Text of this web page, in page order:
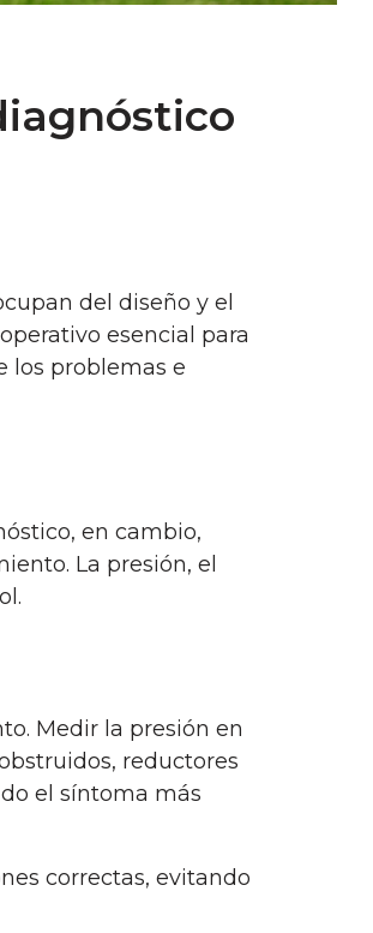
del diseño y el
esencial para
los problemas e
en cambio,
La presión, el
Medir la presión en
reductores
el síntoma más
correctas, evitando